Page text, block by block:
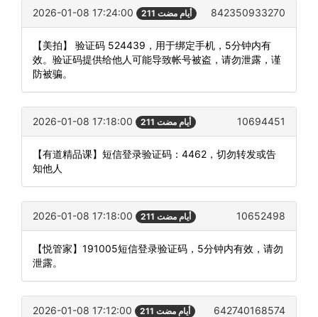
2026-01-08 17:24:00 211 أيام مضت 842350933270
【美拍】 验证码 524439，用于绑定手机，5分钟内有
效。验证码提供给他人可能导致帐号被盗，请勿泄露，谨
防被骗。
2026-01-08 17:18:00 211 أيام مضت 10694451
【有道精品课】短信登录验证码：4462，切勿转发或告
知他人
2026-01-08 17:18:00 211 أيام مضت 10652498
【悦管家】191005短信登录验证码，5分钟内有效，请勿
泄露。
2026-01-08 17:12:00 211 أيام مضت 642740168574